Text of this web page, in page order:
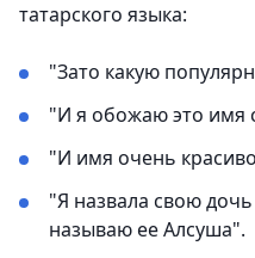
татарского языка:
"Зато какую
"И я обожаю это имя
"И имя очень
"Я назвала свою
называю ее Алсуша".